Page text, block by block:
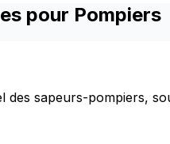
pour Pompiers
sapeurs-pompiers,